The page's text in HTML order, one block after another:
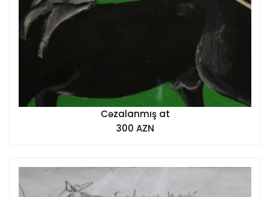
Cəzalanmış at
300 AZN